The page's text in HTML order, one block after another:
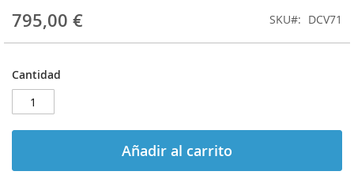
795,00 € SKU DCV71
Cantidad
Añadir al carrito
la
imágenes